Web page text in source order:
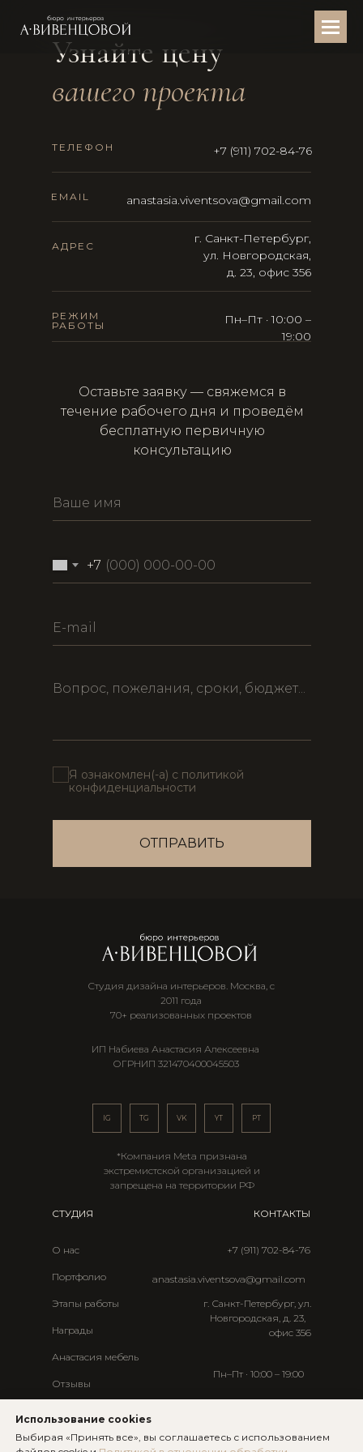
Узнайте цену
вашего проекта
Оставьте заявку — свяжемся в
течение рабочего дня и проведём
бесплатную первичную
консультацию
+7
Я ознакомлен(-а) с политикой
конфиденциальности
ОТПРАВИТЬ
ТЕЛЕФОН +7 (911) 702-84-76
EMAIL anastasia.viventsova@gmail.com
АДРЕС
г. Санкт-Петербург,
ул. Новгородская,
д. 23, офис 356
РЕЖИМ
РАБОТЫ
Пн–Пт · 10:00 –
19:00
Студия дизайна интерьеров. Москва, с
2011 года
70+ реализованных проектов
ИП Набиева Анастасия Алексеевна
ОГРНИП 321470400045503
*Компания Meta признана
экстремистской организацией и
запрещена на территории РФ
IG TG VK YT PT
СТУДИЯ
О нас
Портфолио
Этапы работы
Награды
Анастасия мебель
Отзывы
Контакты TG WA
КОНТАКТЫ
+7 (911) 702-84-76
anastasia.viventsova@gmail.com
г. Санкт-Петербург, ул.
Новгородская, д. 23,
офис 356
Пн–Пт · 10:00 – 19:00
Использование cookies
Выбирая «Принять все», вы соглашаетесь с использованием